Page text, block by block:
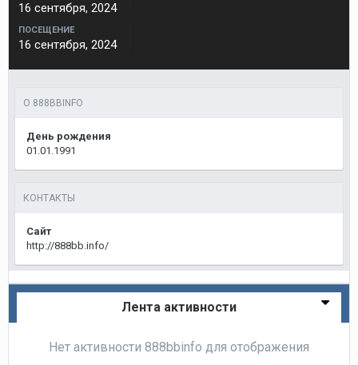
16 сентября, 2024
ПОСЕЩЕНИЕ
16 сентября, 2024
О 888BBINFO
День рождения
01.01.1991
КОНТАКТЫ
Сайт
http://888bb.info/
Лента активности
Нет активности 888bbinfo для отображения